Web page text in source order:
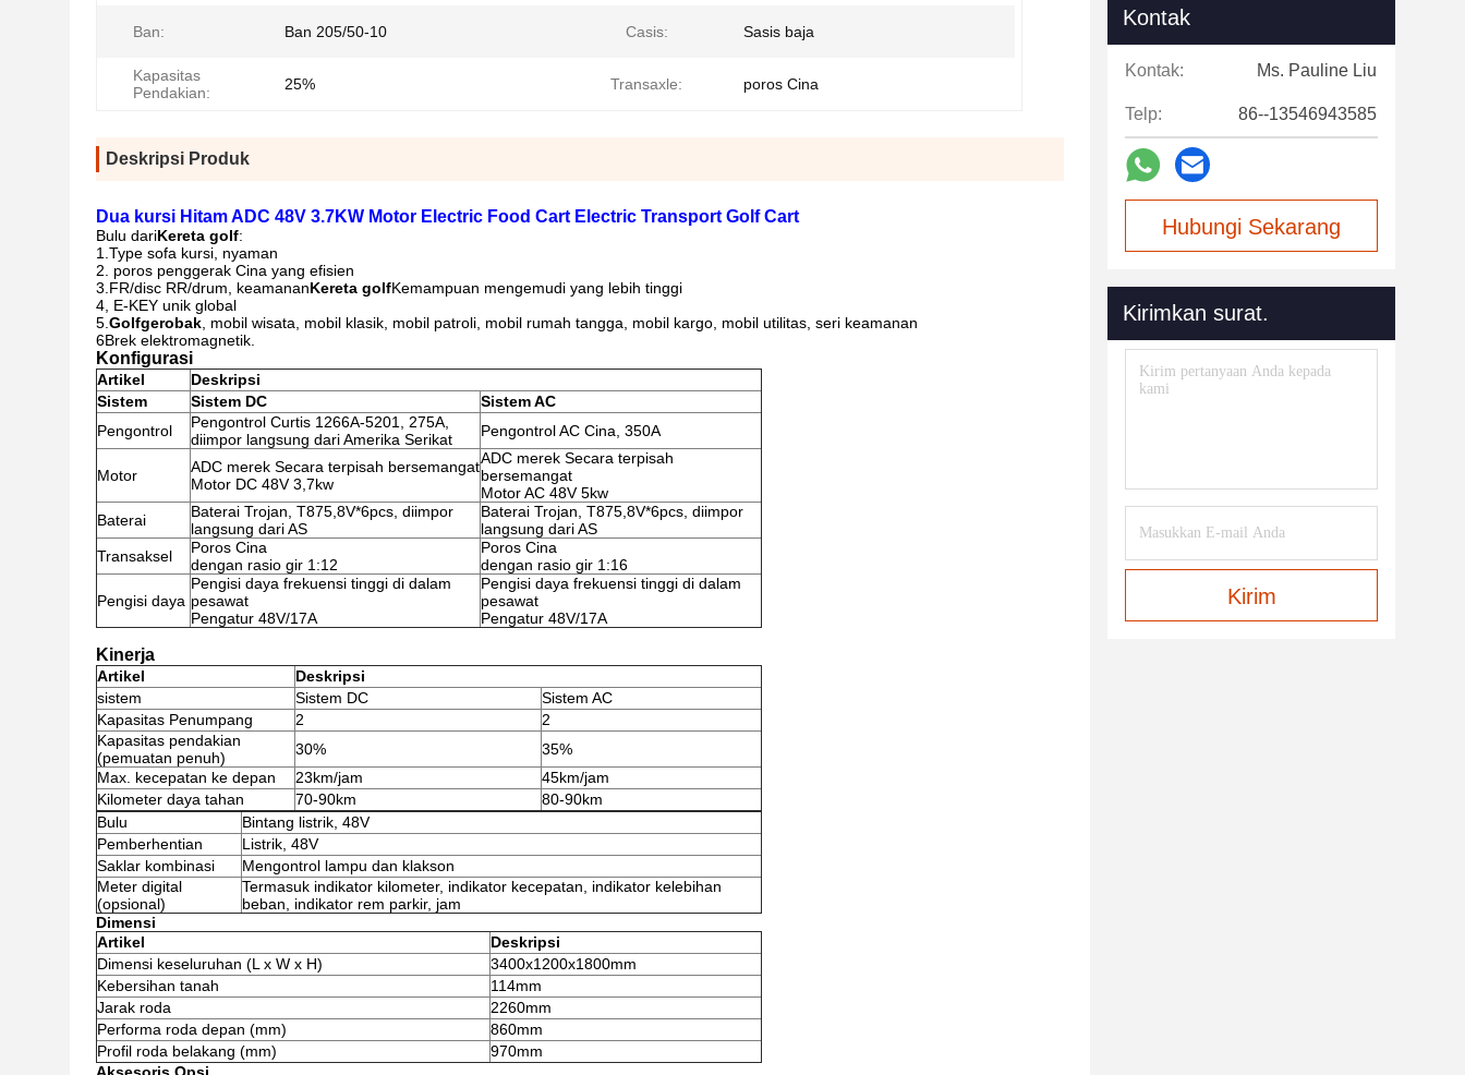
Ban: Ban 205/50-10 Casis: Sasis baja
Kapasitas
Pendakian:
25% Transaxle: poros Cina
Deskripsi Produk
Dua kursi Hitam ADC 48V 3.7KW Motor Electric Food Cart Electric Transport Golf Cart
Bulu dariKereta golf:
1.Type sofa kursi, nyaman
2. poros penggerak Cina yang efisien
3.FR/disc RR/drum, keamananKereta golfKemampuan mengemudi yang lebih tinggi
4, E-KEY unik global
5. Golfgerobak , mobil wisata, mobil klasik, mobil patroli, mobil rumah tangga, mobil kargo, mobil utilitas, seri keamanan
6Brek elektromagnetik.
Konfigurasi
Artikel
Deskripsi
Sistem
Sistem DC
Sistem AC
Pengontrol
Pengontrol Curtis 1266A-5201, 275A,
diimpor langsung dari Amerika Serikat
Pengontrol AC Cina, 350A
Motor
ADC merek Secara terpisah bersemangat
Motor DC 48V 3,7kw
ADC merek Secara terpisah
bersemangat
Motor AC 48V 5kw
Baterai
Baterai Trojan, T875,8V*6pcs, diimpor
langsung dari AS
Baterai Trojan, T875,8V*6pcs, diimpor
langsung dari AS
Transaksel
Poros Cina
dengan rasio gir 1:12
Poros Cina
dengan rasio gir 1:16
Pengisi daya
Pengisi daya frekuensi tinggi di dalam
pesawat
Pengatur 48V/17A
Pengisi daya frekuensi tinggi di dalam
pesawat
Pengatur 48V/17A
Kinerja
Artikel
Deskripsi
sistem
Sistem DC
Sistem AC
Kapasitas Penumpang
2
2
Kapasitas pendakian
(pemuatan penuh)
30%
35%
Max. kecepatan ke depan
23km/jam
45km/jam
Kilometer daya tahan
70-90km
80-90km
Bulu
Bintang listrik, 48V
Pemberhentian
Listrik, 48V
Saklar kombinasi
Mengontrol lampu dan klakson
Meter digital
(opsional)
Termasuk indikator kilometer, indikator kecepatan, indikator kelebihan
beban, indikator rem parkir, jam
Dimensi
Artikel
Deskripsi
Dimensi keseluruhan (L x W x H)
3400x1200x1800mm
Kebersihan tanah
114mm
Jarak roda
2260mm
Performa roda depan (mm)
860mm
Profil roda belakang (mm)
970mm
Kontak
Kontak: Ms. Pauline Liu
Telp: 86--13546943585
Hubungi Sekarang
Kirimkan surat.
Kirim